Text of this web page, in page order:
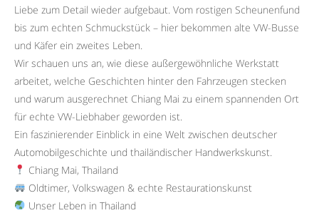
Liebe zum Detail wieder aufgebaut. Vom rostigen Scheunenfund
bis zum echten Schmuckstück – hier bekommen alte VW-Busse
und Käfer ein zweites Leben.
Wir schauen uns an, wie diese außergewöhnliche Werkstatt
arbeitet, welche Geschichten hinter den Fahrzeugen stecken
und warum ausgerechnet Chiang Mai zu einem spannenden Ort
für echte VW-Liebhaber geworden ist.
Ein faszinierender Einblick in eine Welt zwischen deutscher
Automobilgeschichte und thailändischer Handwerkskunst.
Chiang Mai, Thailand
Oldtimer, Volkswagen & echte Restaurationskunst
Unser Leben in Thailand